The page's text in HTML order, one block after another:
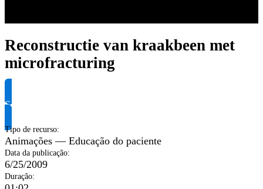
Video
Reconstructie van kraakbeen met
microfracturing
Solicite informação do produto
Tipo de recurso:
Animações — Educação do paciente
Data da publicação:
6/25/2009
Duração: